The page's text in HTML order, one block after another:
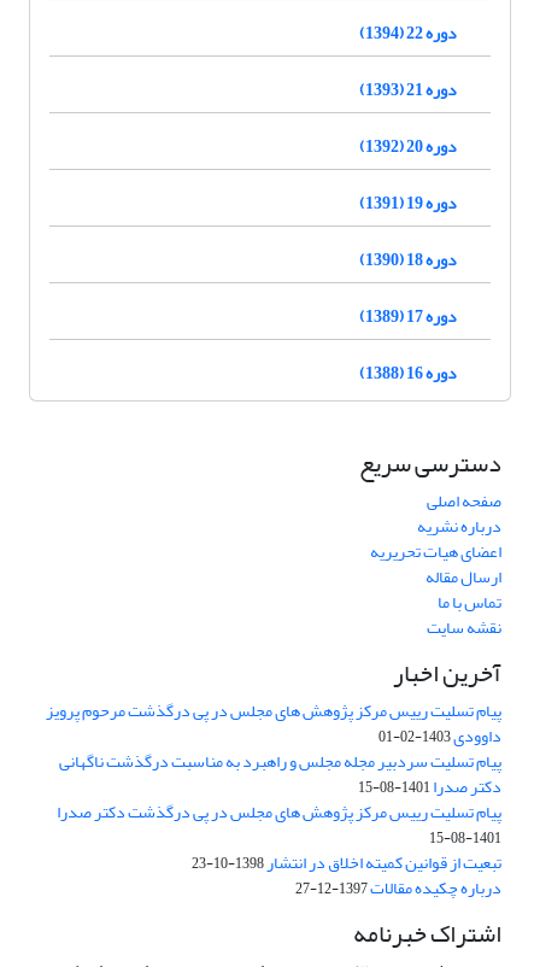
دوره 22 (1394)
دوره 21 (1393)
دوره 20 (1392)
دوره 19 (1391)
دوره 18 (1390)
دوره 17 (1389)
دوره 16 (1388)
دسترسی سریع
صفحه اصلی
درباره نشریه
اعضای هیات تحریریه
ارسال مقاله
تماس با ما
نقشه سایت
آخرین اخبار
پیام تسلیت رییس مرکز پژوهش های مجلس در پی درگذشت مرحوم پرویز
داوودی1403-02-01
پیام تسلیت سردبیر مجله مجلس و راهبرد به مناسبت درگذشت ناگهانی
دکتر صدرا1401-08-15
پیام تسلیت رییس مرکز پژوهش های مجلس در پی درگذشت دکتر صدرا
1401-08-15
تبعیت از قوانین کمیته اخلاق در انتشار1398-10-23
درباره چکیده مقالات1397-12-27
اشتراک خبرنامه